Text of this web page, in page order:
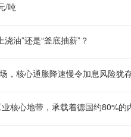
/吨
油”还是“釜底抽薪”？